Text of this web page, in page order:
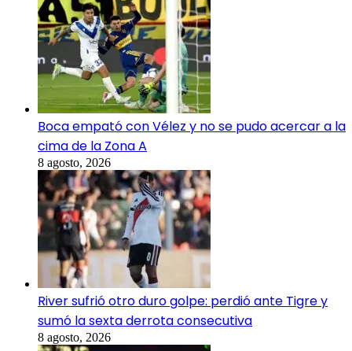
Boca empató con Vélez y no se pudo acercar a la
cima de la Zona A
8 agosto, 2026
River sufrió otro duro golpe: perdió ante Tigre y
sumó la sexta derrota consecutiva
8 agosto, 2026